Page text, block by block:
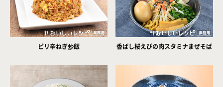
ピリ辛ねぎ炒飯 香ばし桜えびの肉スタミナまぜそば